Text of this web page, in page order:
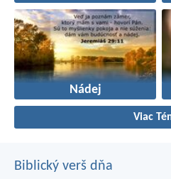
Nádej
Viac
Biblický verš dňa